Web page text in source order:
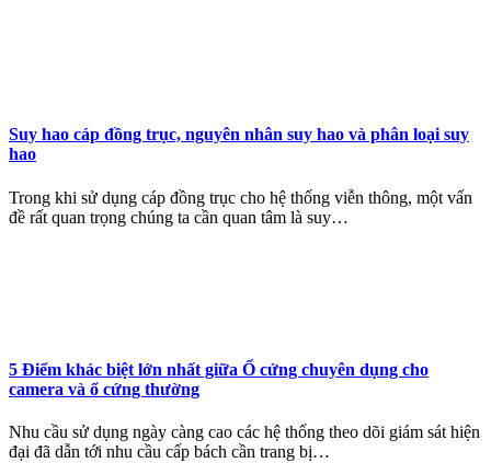
Suy hao cáp đồng trục, nguyên nhân suy hao và phân loại suy
hao
Trong khi sử dụng cáp đồng trục cho hệ thống viễn thông, một vấn
đề rất quan trọng chúng ta cần quan tâm là suy…
5 Điểm khác biệt lớn nhất giữa Ổ cứng chuyên dụng cho
camera và ổ cứng thường
Nhu cầu sử dụng ngày càng cao các hệ thống theo dõi giám sát hiện
đại đã dẫn tới nhu cầu cấp bách cần trang bị…